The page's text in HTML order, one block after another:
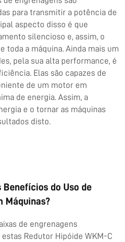
para transmitir a potência de
aspecto disso é que
silencioso e, assim, o
a máquina. Ainda mais um
pela sua alta performance, é
Elas são capazes de
de um motor em
de energia. Assim, a
e o tornar as máquinas
disto.
Benefícios do Uso de
Máquinas?
de engrenagens
estas Redutor Hipóide WKM-C